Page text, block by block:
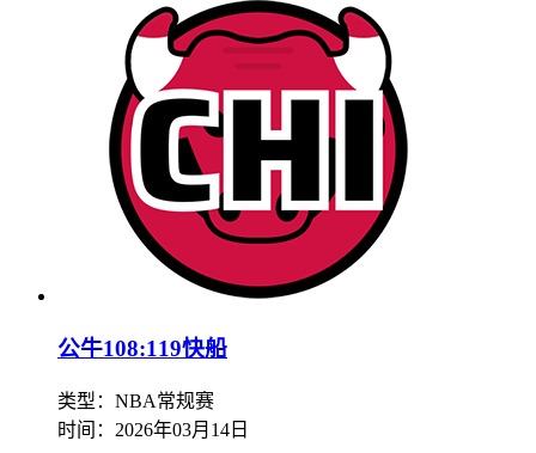
公牛108:119快船
类型：NBA常规赛
时间： 2026年03月14日